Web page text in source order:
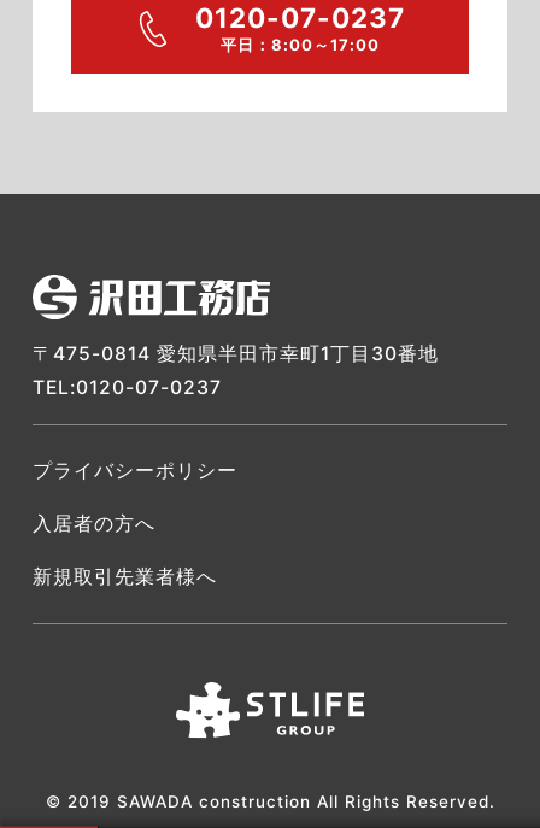
0120-07-0237
平日：8:00～17:00
〒475-0814 愛知県半田市幸町1丁目30番地
TEL:0120-07-0237
プライバシーポリシー
入居者の方へ
新規取引先業者様へ
© 2019 SAWADA construction All Rights Reserved.